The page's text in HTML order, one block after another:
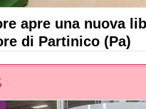
apre una nuova
di Partinico (Pa)